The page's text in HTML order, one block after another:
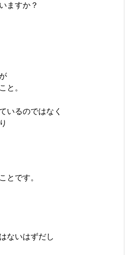
ますか？
と。
いるのではなく
とです。
ないはずだし